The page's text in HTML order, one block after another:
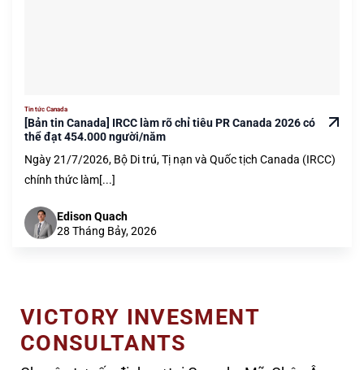
Tin tức Canada
[Bản tin Canada] IRCC làm rõ chỉ tiêu PR Canada 2026 có
thể đạt 454.000 người/năm
Ngày 21/7/2026, Bộ Di trú, Tị nạn và Quốc tịch Canada (IRCC)
chính thức làm[...]
Edison Quach
28 Tháng Bảy, 2026
VICTORY INVESMENT
CONSULTANTS